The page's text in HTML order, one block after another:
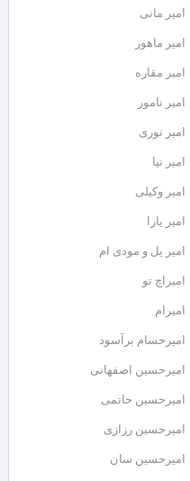
امیر مانی
امیر ماهور
امیر مقاره
امیر نامور
امیر نوری
امیر نیا
امیر وکیلی
امیر یارا
امیر یل و مودی ام
امیراچ تو
امیرام
امیرحسام برآسود
امیرحسین اصفهانی
امیرحسین حاتمی
امیرحسین رزازی
امیرحسین سان